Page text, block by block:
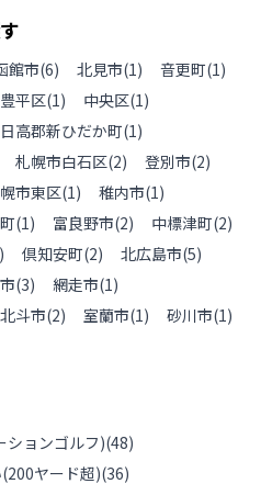
館市(6) 北見市(1) 音更町(1)
平区(1) 中央区(1)
日高郡新ひだか町(1)
札幌市白石区(2) 登別市(2)
市東区(1) 稚内市(1)
(1) 富良野市(2) 中標津町(2)
) 倶知安町(2) 北広島市(5)
(3) 網走市(1)
北斗市(2) 室蘭市(1) 砂川市(1)
ションゴルフ)(48)
ヤード超)(36)